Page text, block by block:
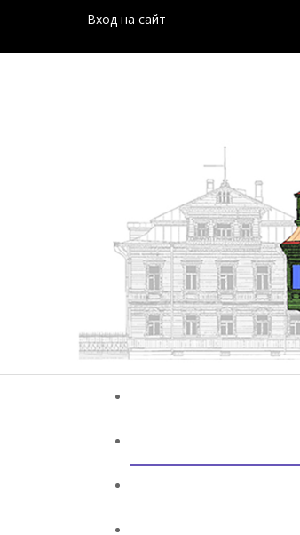
Вход на сайт